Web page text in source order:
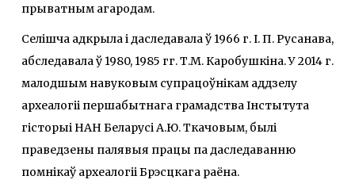
прыватным агародам.
Селішча адкрыла і даследавала ў 1966 г. І. П. Русанава,
абследавала ў 1980, 1985 гг. Т.М. Каробушкіна. У 2014 г.
малодшым навуковым супрацоўнікам аддзелу
археалогіі першабытнага грамадства Інстытута
гісторыі НАН Беларусі А.Ю. Ткачовым, былі
праведзены палявыя працы па даследаванню
помнікаў археалогіі Брэсцкага раёна.